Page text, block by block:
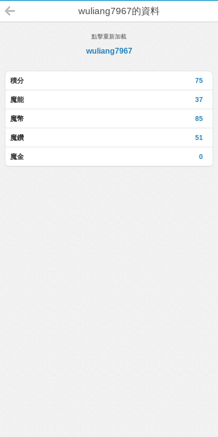
wuliang7967的資料
點擊重新加載
wuliang7967
75
積分
37
魔能
85
魔幣
51
魔鑽
0
魔金